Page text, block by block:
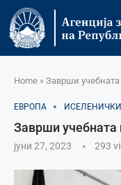
Home » Заврши
ЕВРОПА
Заврши учебната
јуни 27, 2023 293